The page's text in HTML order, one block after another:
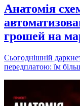
Анатомія
грошей на
Сьогоднішній
передплатою: їм